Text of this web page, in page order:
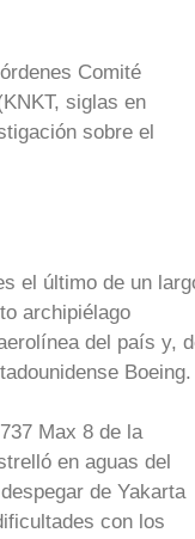
Comité
siglas en
sobre el
el último de un
archipiélago
del país y,
Boeing.
Max 8 de la
en aguas del
de Yakarta
con los